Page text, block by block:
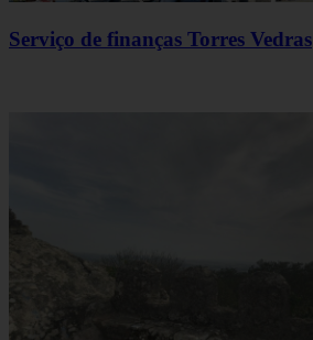
Serviço de finanças Torres Vedras